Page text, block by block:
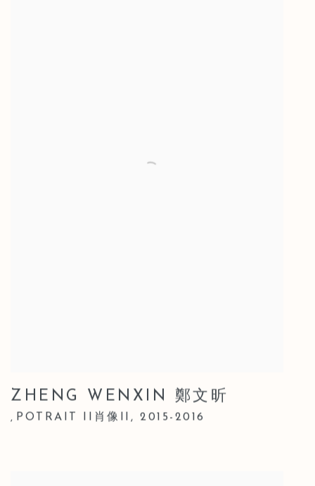
ZHENG WENXIN 鄭文昕
, POTRAIT II肖像II , 2015-2016